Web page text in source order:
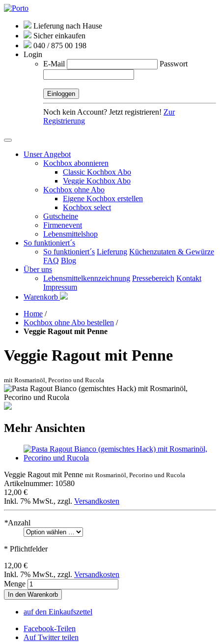
Lieferung nach Hause
Sicher einkaufen
040 / 875 00 198
Login
E-Mail
Passwort
Noch kein Account? Jetzt registrieren! Zur
Registrierung
Unser Angebot
Kochbox abonnieren
Classic Kochbox Abo
Veggie Kochbox Abo
Kochbox ohne Abo
Eigene Kochbox erstellen
Kochbox select
Gutscheine
Firmenevent
Lebensmittelshop
So funktioniert´s
So funktioniert´s Lieferung Küchenzutaten & Gewürze
FAQ Blog
Über uns
Lebensmittelkennzeichnung Pressebereich Kontakt
Impressum
Warenkorb
Home /
Kochbox ohne Abo bestellen /
Veggie Ragout mit Penne
Veggie Ragout mit Penne
mit Rosmarinöl, Pecorino und Rucola
Mehr Ansichten
Veggie Ragout mit Penne mit Rosmarinöl, Pecorino und Rucola
Artikelnummer: 10580
12,00 €
Inkl. 7% MwSt., zzgl. Versandkosten
*Anzahl
* Pflichtfelder
12,00 €
Inkl. 7% MwSt., zzgl. Versandkosten
Menge
In den Warenkorb
auf den Einkaufszettel
Facebook-Teilen
Auf Twitter teilen